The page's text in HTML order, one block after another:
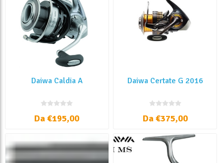
Daiwa Caldia A
Da €195,00
Daiwa Certate G 2016
Da €375,00